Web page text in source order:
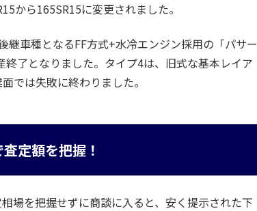
から165SR15に変更されました。
継車種となるFF方式+水冷エンジン採用の「パサー
了となりました。タイプ4は、旧式な基本レイア
では失敗に終わりました。
定額を把握！
場を把握せずに商談に入ると、安く提示された下